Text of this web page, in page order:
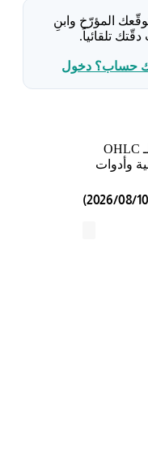
المؤرّخ وابنِ
تلقائياً.
حساب؟ دخول
مخطط أسعار سهم KGS الـ OHLC
وأدوات